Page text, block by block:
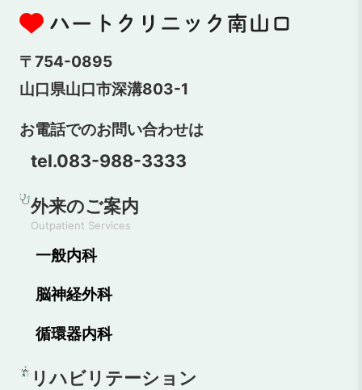
〒754-0895
山口県山口市深溝803-1
お電話でのお問い合わせは
tel.083-988-3333
外来のご案内
Outpatient Services
一般内科
脳神経外科
循環器内科
リハビリテーション